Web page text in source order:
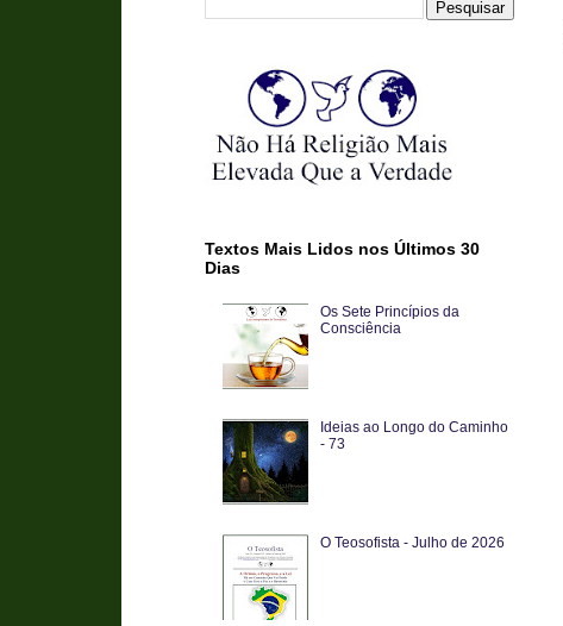
Textos Mais Lidos nos Últimos 30
Dias
Os Sete Princípios da
Consciência
Ideias ao Longo do Caminho
- 73
O Teosofista - Julho de 2026